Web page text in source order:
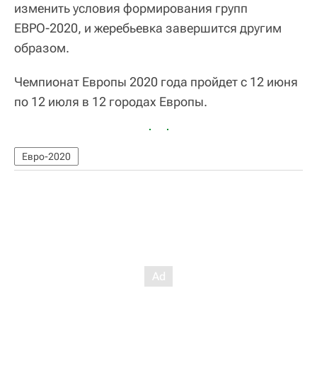
изменить условия формирования групп
ЕВРО-2020, и жеребьевка завершится другим
образом.
Чемпионат Европы 2020 года пройдет с 12 июня
по 12 июля в 12 городах Европы.
Евро-2020